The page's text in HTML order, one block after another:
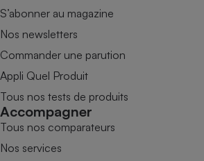
S’abonner au magazine
Nos newsletters
Commander une parution
Appli Quel Produit
Tous nos tests de produits
Accompagner
Tous nos comparateurs
Nos services